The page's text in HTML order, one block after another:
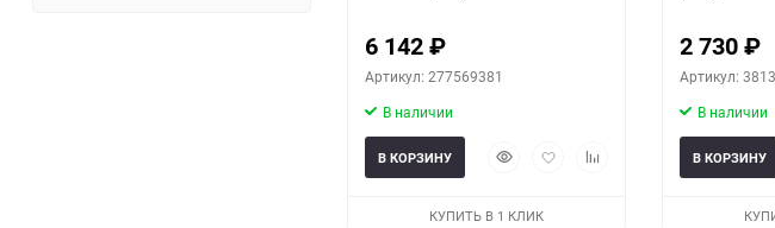
6 142₽
Артикул: 277569381
В наличии
БыстрыйДобавитьДобавить
В КОРЗИНУ
КУПИТЬ В 1 КЛИК
2 730₽
Артикул:
В наличии
В КОРЗИНУ